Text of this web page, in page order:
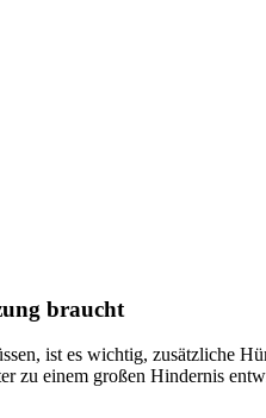
braucht
ist es wichtig, zusätzliche
zu einem großen Hindernis